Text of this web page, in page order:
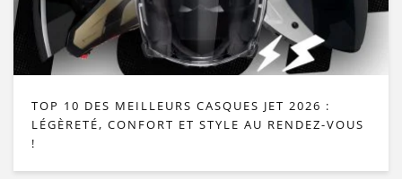
TOP 10 DES MEILLEURS CASQUES JET 2026 :
LÉGÈRETÉ, CONFORT ET STYLE AU RENDEZ-VOUS
!